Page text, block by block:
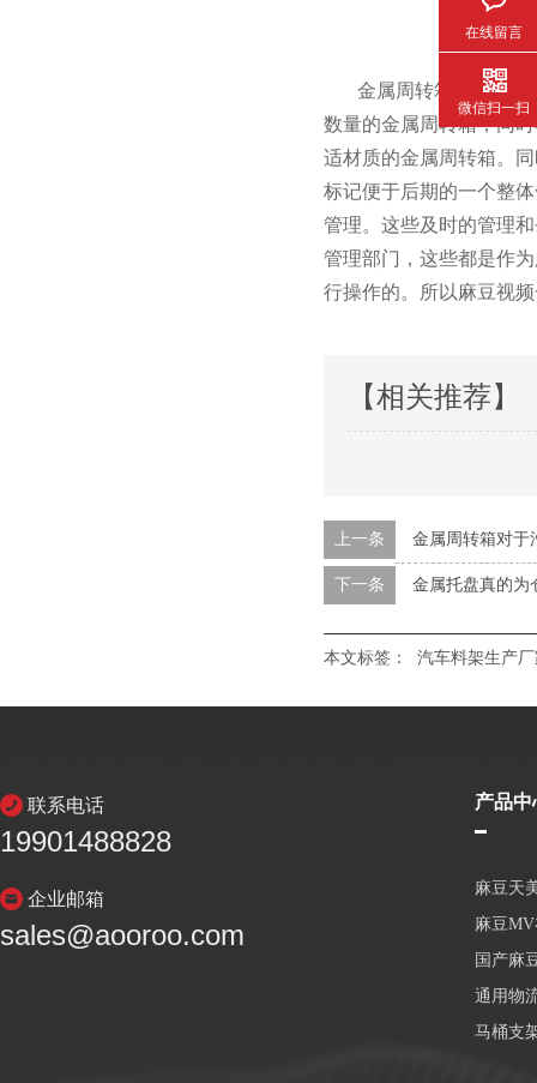
金属周转箱的管理规范不
数量的金属周转箱，同
适材质的金属周转箱。
标记便于后期的一个整体
管理。这些及时的管理
管理部门，这些都是
行操作的。所以麻豆
【相关推荐】
上一条 金属周转箱对于
下一条 金属托盘真的为
本文标签： 汽车料架生产
联系电话
19901488828
企业邮箱
sales@aooroo.com
产品中
麻豆天
麻豆
国产麻
通用物
马桶支
在线留言
微信扫一扫